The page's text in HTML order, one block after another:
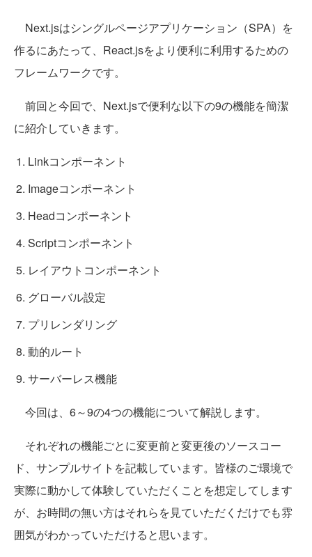
Next.jsはシングルページアプリケーション（SPA）を
作るにあたって、React.jsをより便利に利用するための
フレームワークです。
前回と今回で、Next.jsで便利な以下の9の機能を簡潔
に紹介していきます。
Linkコンポーネント
Imageコンポーネント
Headコンポーネント
Scriptコンポーネント
レイアウトコンポーネント
グローバル設定
プリレンダリング
動的ルート
サーバーレス機能
今回は、6～9の4つの機能について解説します。
それぞれの機能ごとに変更前と変更後のソースコー
ド、サンプルサイトを記載しています。皆様のご環境で
実際に動かして体験していただくことを想定してします
が、お時間の無い方はそれらを見ていただくだけでも雰
囲気がわかっていただけると思います。